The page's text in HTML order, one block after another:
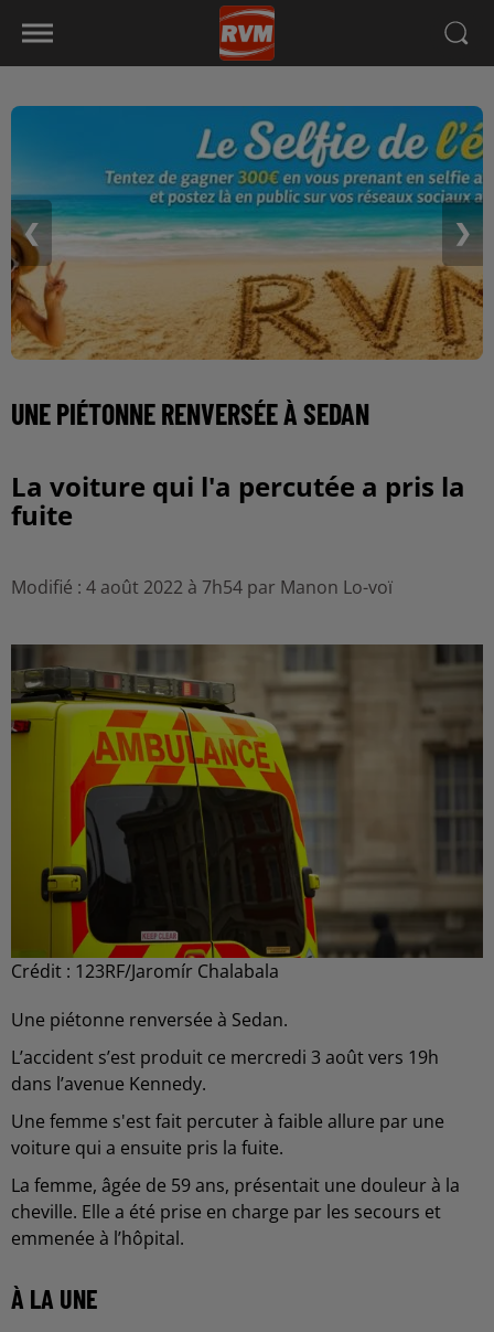
❮ ❯
UNE PIÉTONNE RENVERSÉE À SEDAN
La voiture qui l'a percutée a pris la
fuite
Modifié : 4 août 2022 à 7h54 par Manon Lo-voï
Crédit : 123RF/Jaromír Chalabala
Une piétonne renversée à Sedan.
L’accident s’est produit ce mercredi 3 août vers 19h
dans l’avenue Kennedy.
Une femme s'est fait percuter à faible allure par une
voiture qui a ensuite pris la fuite.
La femme, âgée de 59 ans, présentait une douleur à la
cheville. Elle a été prise en charge par les secours et
emmenée à l’hôpital.
À LA UNE